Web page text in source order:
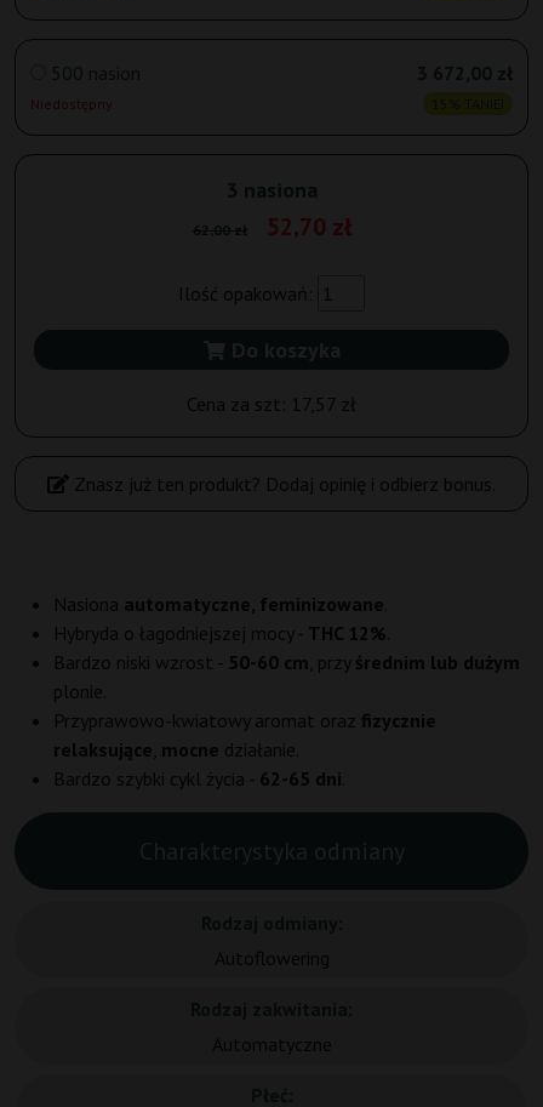
500 nasion
Niedostępny
3 672,00 zł
3 nasiona
62,00 zł 52,70 zł
Ilość opakowań:
Do koszyka
Cena za szt: 17,57 zł
Znasz już ten produkt? Dodaj opinię i odbierz bonus.
Nasiona automatyczne, feminizowane
Hybryda o łagodniejszej mocy - THC 12%
Bardzo niski wzrost - 50-60 cm , przy średnim lub dużym
plonie.
Przyprawowo-kwiatowy aromat oraz fizycznie
relaksujące mocne działanie.
Bardzo szybki cykl życia - 62-65 dni
Charakterystyka odmiany